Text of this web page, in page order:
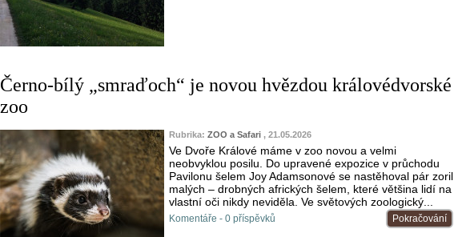
Černo-bílý „smraďoch“ je novou hvězdou královédvorské
zoo
Rubrika: ZOO a Safari , 21.05.2026
Ve Dvoře Králové máme v zoo novou a velmi
neobvyklou posilu. Do upravené expozice v průchodu
Pavilonu šelem Joy Adamsonové se nastěhoval pár zoril
malých – drobných afrických šelem, které většina lidí na
vlastní oči nikdy neviděla. Ve světových zoologický...
Pokračování
Komentáře - 0 příspěvků